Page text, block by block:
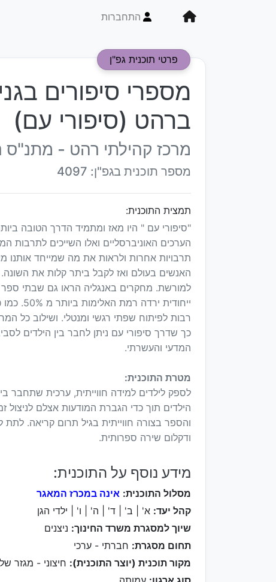
התחברות
פרטי תוכנית גפ"ן
מספרי סיפורים
ברהט (סיפורי עם)
מרכז קהילתי רהט - מתנ"ס
מספר תוכנית בגפ"ן: 4097
תמצית התוכנית:
"סיפורי עם " היו מאז ומתמיד הדרך הטובה
הערכים האוניברסליים ואלו השייכים לתרבות
תרבויות אחרות ולראות את מה שמייחד אותנו
האנשים בעולם ואז לקבל ביתר קלות את השונה.
למורשת. מחקרים באנגליה הראו גם שבתי ספר
ייחודית
רבות לפיתוח שפתי רגשי ומנטלי. ושילוב כל
כך שדרך סיפורי עם ניתן לחבר בין הילדים
המדעי והעשרתי.
מטרת התוכנית:
לספק לילדים למידה חווייתית, ערכית שתחבר
הילדים תוך כדי הגברת המודעות אצלם לניצול
והספר בצורה חווייתית בגיל תרום קריאה. לתת
ודקלום שירה ספרותית.
מידע נוסף על התוכנית:
מסלול התוכנית: אינה במכרז המאגר
קהל יעד: א' | ב' | ד' | ה' | ו' | ילדי הגן
שיוך למסגרת משרד החינוך: ניצנים
תחום מסגרת: חברתי - ערכי
מקור תוכנית (יוצר התוכנית): חיצוני - מגזר